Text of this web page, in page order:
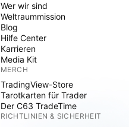
Wer wir sind
Weltraummission
Blog
Hilfe Center
Karrieren
Media Kit
MERCH
TradingView-Store
Tarotkarten für Trader
Der C63 TradeTime
RICHTLINIEN & SICHERHEIT